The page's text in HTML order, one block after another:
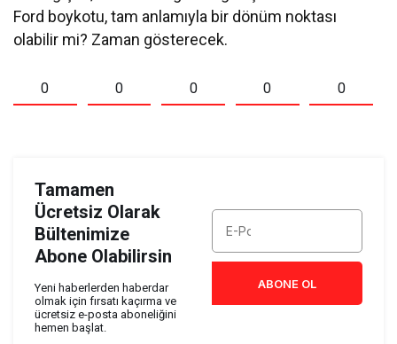
Ford boykotu, tam anlamıyla bir dönüm noktası
olabilir mi? Zaman gösterecek.
0 0 0 0 0
Tamamen
Ücretsiz Olarak
Bültenimize
Abone Olabilirsin
Yeni haberlerden haberdar
olmak için fırsatı kaçırma ve
ücretsiz e-posta aboneliğini
hemen başlat.
ABONE OL